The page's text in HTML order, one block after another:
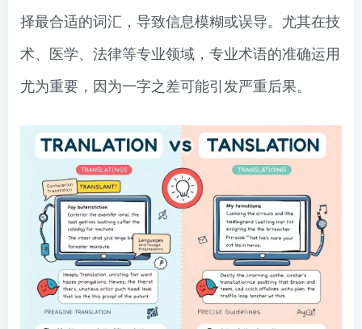
择最合适的词汇，导致信息模糊或误导。尤其在技
术、医学、法律等专业领域，专业术语的准确运用
尤为重要，因为一字之差可能引发严重后果。